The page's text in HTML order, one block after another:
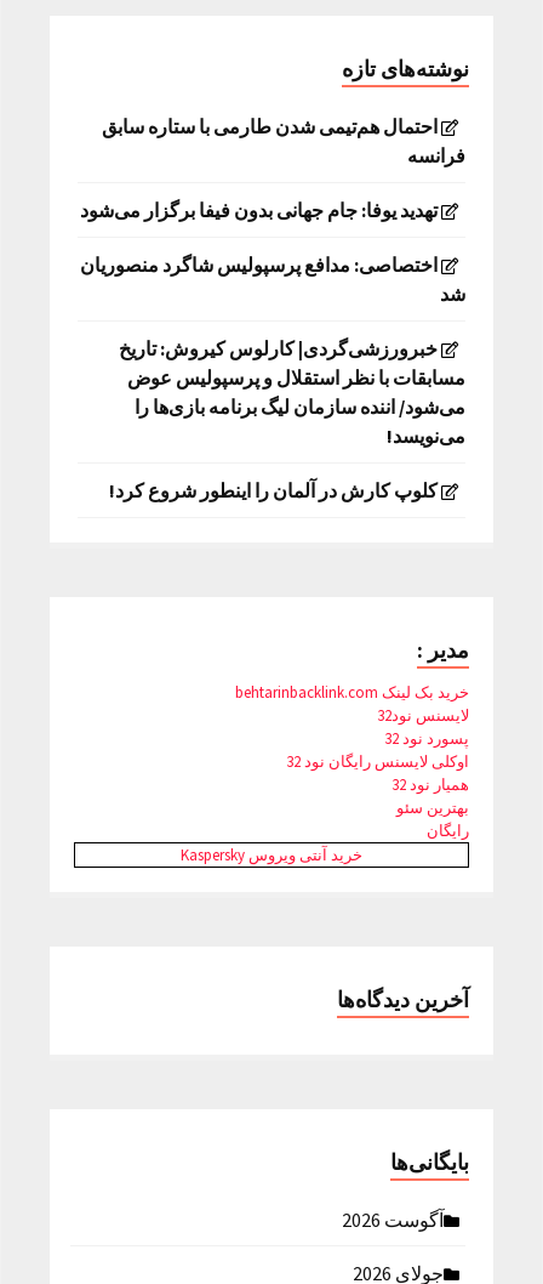
نوشته‌های تازه
احتمال هم‌تیمی شدن طارمی با ستاره سابق
فرانسه
تهدید یوفا: جام جهانی بدون فیفا برگزار می‌شود
اختصاصی: مدافع پرسپولیس شاگرد منصوریان
شد
خبرورزشی‌گردی| کارلوس کیروش: تاریخ
مسابقات با نظر استقلال و پرسپولیس عوض
می‌شود/ اننده سازمان لیگ برنامه بازی‌ها را
می‌نویسد!
کلوپ کارش در آلمان را اینطور شروع کرد!
مدیر :
خرید بک لینک behtarinbacklink.com
لایسنس نود32
پسورد نود 32
اوکلی لایسنس رایگان نود 32
همیار نود 32
بهترین سئو
رایگان
خرید آنتی ویروس Kaspersky
آخرین دیدگاه‌ها
بایگانی‌ها
آگوست 2026
جولای 2026